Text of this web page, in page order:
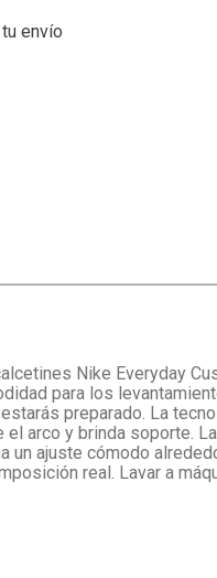
envío
Nike Everyday
para los
preparado. La
el arco y brinda soporte.
un ajuste cómodo
real. Lavar a